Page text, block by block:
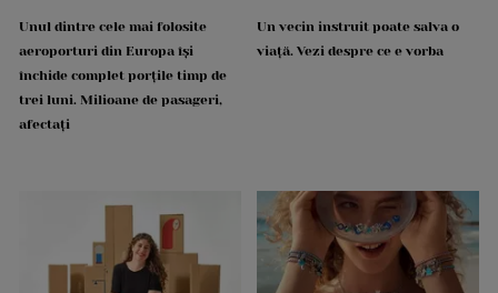
Unul dintre cele mai folosite
aeroporturi din Europa își
închide complet porțile timp de
trei luni. Milioane de pasageri,
afectați
Un vecin instruit poate salva o
viață. Vezi despre ce e vorba